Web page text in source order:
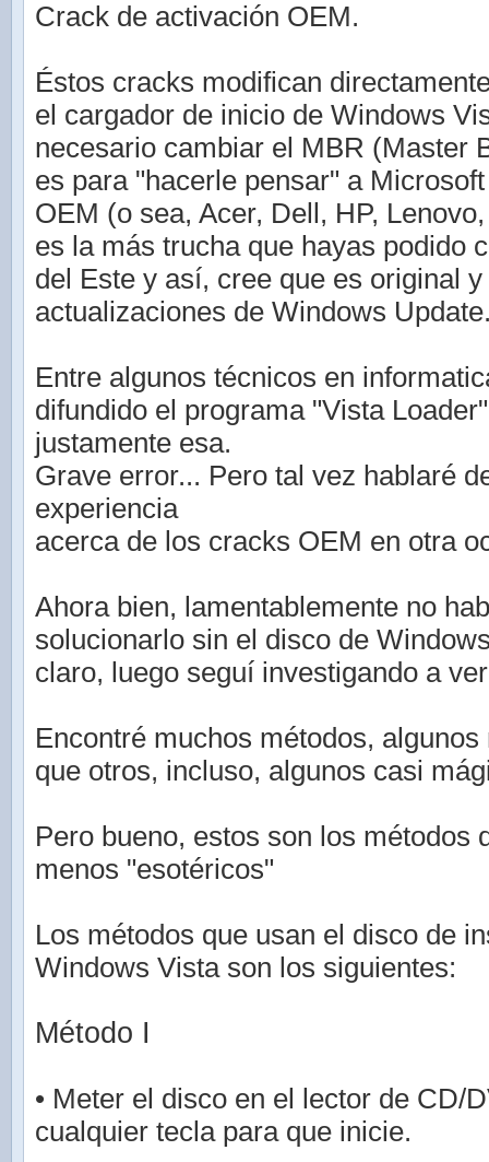
Crack de activación OEM.
Éstos cracks modifican
el cargador de inicio de Windows
necesario cambiar el MBR (Master
es para "hacerle pensar" a
OEM (o sea, Acer, Dell, HP,
es la más trucha que hayas podido
del Este y así, cree que es original
actualizaciones de Windows
Entre algunos técnicos en
difundido el programa "Vista
justamente esa.
Grave error... Pero tal vez hablaré
experiencia
acerca de los cracks OEM en otra
Ahora bien, lamentablemente no
solucionarlo sin el disco de
claro, luego seguí investigando a
Encontré muchos métodos,
que otros, incluso, algunos casi
Pero bueno, estos son los métodos
menos "esotéricos"
Los métodos que usan el disco de
Windows Vista son los siguientes:
Método I
• Meter el disco en el lector de CD/
cualquier tecla para que inicie.